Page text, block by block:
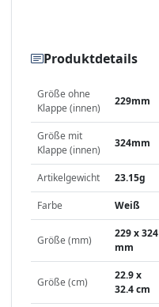
Produktdetails
Größe ohne
Klappe (innen)
229mm
Größe mit
Klappe (innen)
324mm
Artikelgewicht 23.15g
Farbe Weiß
Größe (mm)
229 x 324
mm
Größe (cm)
22.9 x
32.4 cm